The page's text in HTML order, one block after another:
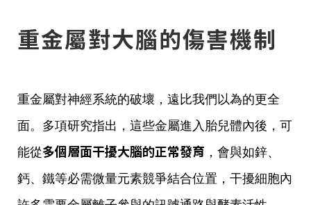
重金屬對大腦的傷害機制
重金屬對神經系統的破壞，遠比我們以為的更全
面。多項研究指出，這些金屬進入胎兒體內後，可
能從多個層面干擾大腦的正常發育 ，會與如鋅、
鈣、鐵等必需微量元素競爭結合位置，干擾細胞內